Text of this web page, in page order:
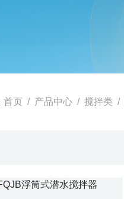
首页 / 产品中心 / 搅拌类 /